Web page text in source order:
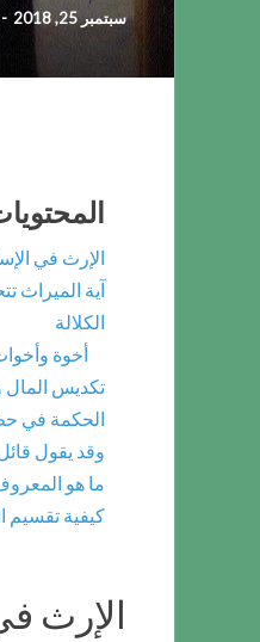
سبتمبر 25, 2018 -
الإرث في
آية الميراث
الكلالة
أخوة
تكديس المال
الحكمة في
وقد يقول
ما هو
كيفية تقسيم
الإرث